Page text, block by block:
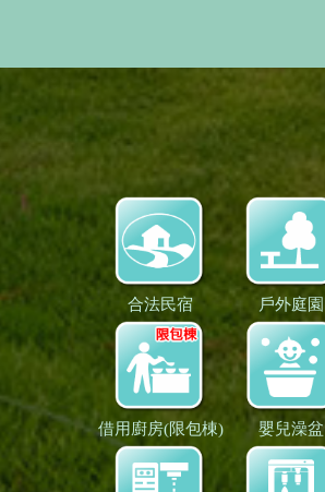
合法民宿 戶外庭園
借用廚房(限包棟) 嬰兒澡盆